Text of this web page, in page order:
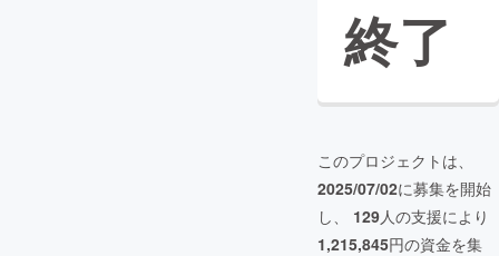
終了
このプロジェクトは、
2025/07/02に募集を開始
し、 129人の支援により
1,215,845円の資金を集